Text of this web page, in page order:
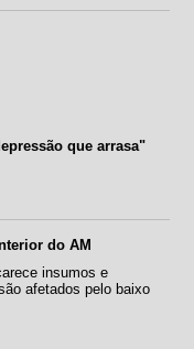
que arrasa"
do AM
insumos e
afetados pelo baixo